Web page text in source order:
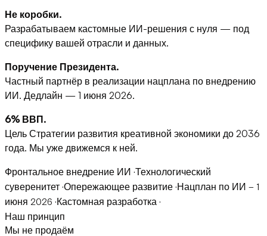
Не коробки.
Разрабатываем кастомные ИИ-решения с нуля — под
специфику вашей отрасли и данных.
Поручение Президента.
Частный партнёр в реализации нацплана по внедрению
ИИ. Дедлайн — 1 июня 2026.
6% ВВП.
Цель Стратегии развития креативной экономики до 2036
года. Мы уже движемся к ней.
Фронтальное внедрение ИИ ·Технологический
суверенитет ·Опережающее развитие ·Нацплан по ИИ — 1
июня 2026 ·Кастомная разработка ·
Наш принцип
Мы не продаём